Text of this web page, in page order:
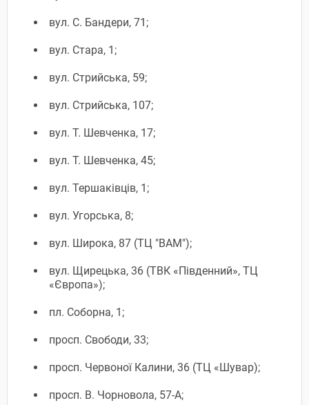
вул. С. Бандери, 71;
вул. Стара, 1;
вул. Стрийська, 59;
вул. Стрийська, 107;
вул. Т. Шевченка, 17;
вул. Т. Шевченка, 45;
вул. Тершаківців, 1;
вул. Угорська, 8;
вул. Широка, 87 (ТЦ "ВАМ");
вул. Щирецька, 36 (ТВК «Південний», ТЦ
«Європа»);
пл. Соборна, 1;
просп. Свободи, 33;
просп. Червоної Калини, 36 (ТЦ «Шувар);
просп. В. Чорновола, 57-А;